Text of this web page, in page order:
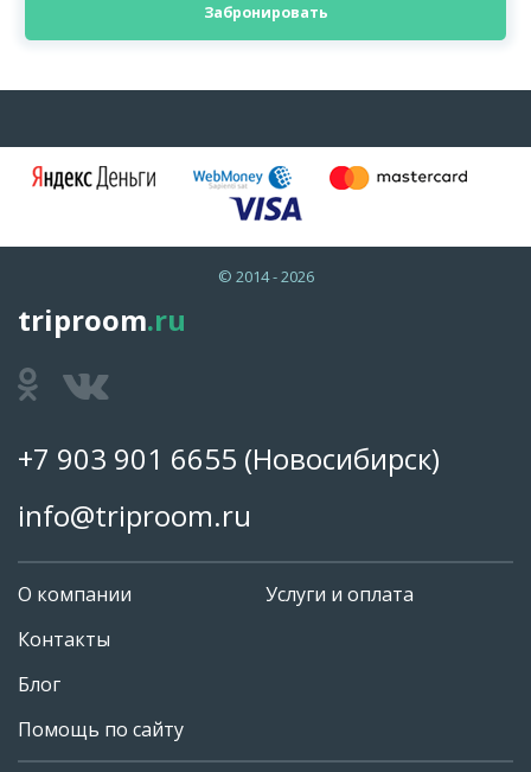
Забронировать
© 2014 - 2026
triproom.ru
+7 903 901 6655 (Новосибирск)
info@triproom.ru
О компании
Контакты
Блог
Помощь по сайту
Услуги и оплата